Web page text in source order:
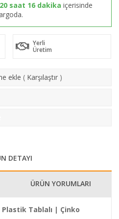
20 saat 16 dakika içerisinde
Yerli
Üretim
ekle ( Karşılaştır )
DETAYI
ÜRÜN YORUMLARI
Plastik Tablalı | Çinko